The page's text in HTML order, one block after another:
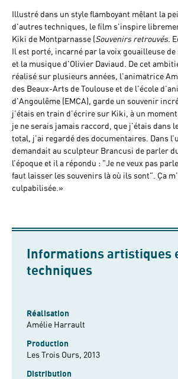
Illustré dans un style flamboyant mêlant la
d'autres techniques, le film s'inspire
Kiki de Montparnasse (Souvenirs retrouvés.
Il est porté, incarné par la voix gouailleuse
et la musique d'Olivier Daviaud. De cet
réalisé sur plusieurs années, l'animatrice
des Beaux-Arts de Toulouse et de l'école
d'Angoulême (EMCA), garde un souvenir
j’étais en train d’écrire sur Kiki, à un
je ne serais jamais raccord, que j’étais dans
total, j’ai regardé des documentaires. Dans
demandait au sculpteur Brancusi de parler
l’époque et il a répondu : "Je ne veux pas
faut laisser les souvenirs là où ils sont". Ça
culpabilisée.»
Informations artistiques
techniques
Réalisation
Amélie Harrault
Production
Les Trois Ours, 2013
Distribution